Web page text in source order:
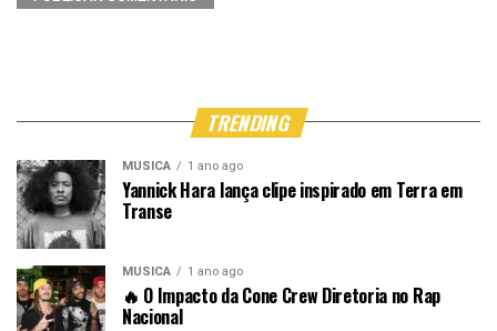
TRENDING
MÚSICA 1 ano ago
Yannick Hara lança clipe inspirado em Terra em
Transe
MÚSICA 1 ano ago
🔥 O Impacto da Cone Crew Diretoria no Rap
Nacional